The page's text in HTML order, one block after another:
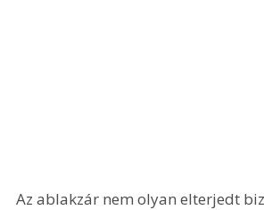
Az ablakzár nem olyan elterjedt